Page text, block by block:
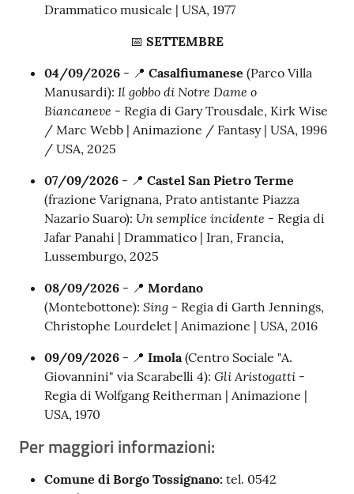
Drammatico musicale | USA, 1977
📅 SETTEMBRE
04/09/2026 - 📍 Casalfiumanese (Parco Villa
Manusardi): Il gobbo di Notre Dame o
Biancaneve - Regia di Gary Trousdale, Kirk Wise
/ Marc Webb | Animazione / Fantasy | USA, 1996
/ USA, 2025
07/09/2026 - 📍 Castel San Pietro Terme
(frazione Varignana, Prato antistante Piazza
Nazario Suaro): Un semplice incidente - Regia di
Jafar Panahi | Drammatico | Iran, Francia,
Lussemburgo, 2025
08/09/2026 - 📍 Mordano
(Montebottone): Sing - Regia di Garth Jennings,
Christophe Lourdelet | Animazione | USA, 2016
09/09/2026 - 📍 Imola(Centro Sociale "A.
Giovannini" via Scarabelli 4): Gli Aristogatti -
Regia di Wolfgang Reitherman | Animazione |
USA, 1970
Per maggiori informazioni:
Comune di Borgo Tossignano: tel. 0542